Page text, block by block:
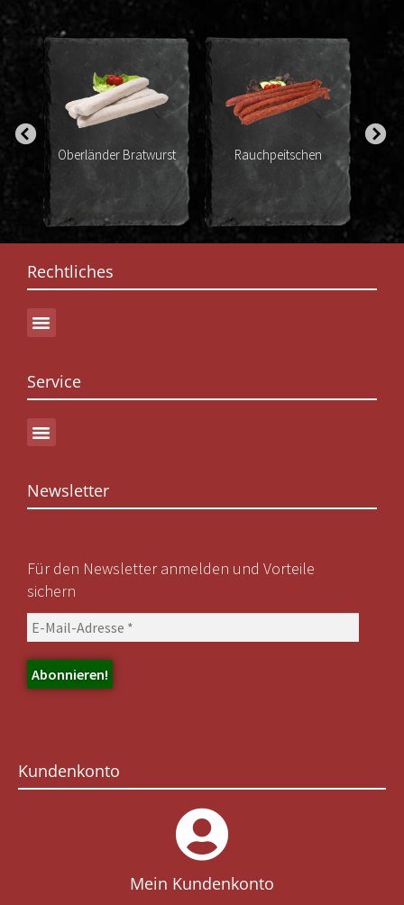
Oberländer Bratwurst
Rauchpeitschen
Rechtliches
Service
Newsletter
Für den Newsletter anmelden und Vorteile
sichern
Kundenkonto
Mein Kundenkonto